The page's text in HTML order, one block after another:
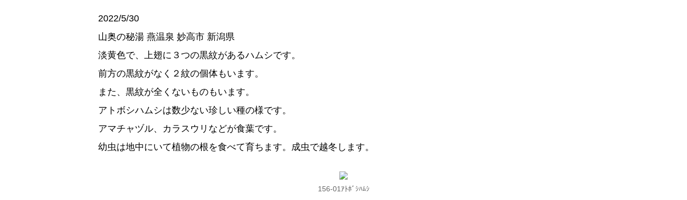
2022/5/30
山奥の秘湯 燕温泉 妙高市 新潟県
淡黄色で、上翅に３つの黒紋があるハムシです。
前方の黒紋がなく２紋の個体もいます。
また、黒紋が全くないものもいます。
アトボシハムシは数少ない珍しい種の様です。
アマチャヅル、カラスウリなどが食葉です。
幼虫は地中にいて植物の根を食べて育ちます。成虫で越冬します。
156-01ｱﾄﾎﾞｼﾊﾑｼ